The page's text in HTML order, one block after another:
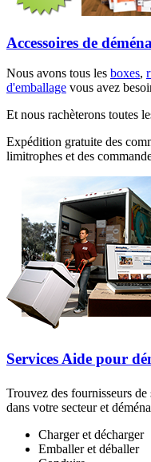
Accessoires de
Nous avons tous les boxes,
d'emballage vous avez
Et nous rachèterons toutes
Expédition gratuite des
limitrophes et des
Services Aide pour
Trouvez des fournisseurs
dans votre secteur et
Charger et décharger
Emballer et déballer